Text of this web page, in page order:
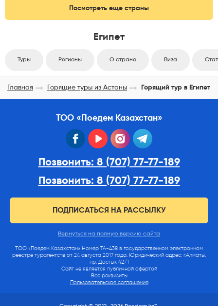
Посмотреть еще страны
Египет
Туры Регионы О стране Виза
Главная Горящие туры из Астаны Горящий тур в Египет
ТОО «Поедем Казахстан»
facebook youtube instagram
Позвонить: 8 (707) 77-77-189
Позвонить: 8 (707) 77-77-189
ПОДПИСАТЬСЯ НА РАССЫЛКУ
Вернуться на полную версию сайта
ТОО «Поедем Казахстан» Номер ТА-438 в государственном электронном
реестре турагентств от 24 августа 2017 года. Юридический адрес: г.Алматы,
пр. Достык 42/1
Сайт не является публичной офертой
Все реквизиты
Пользовательское соглашение